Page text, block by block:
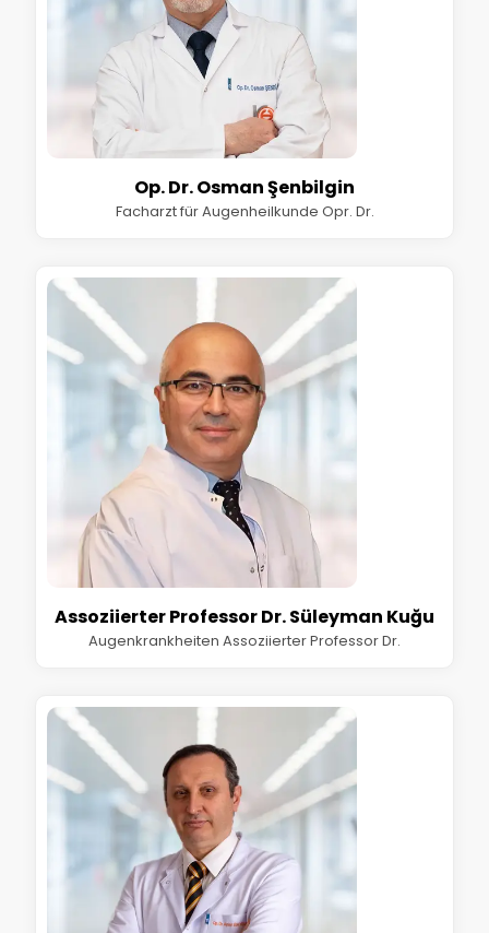
Op. Dr. Osman Şenbilgin
Facharzt für Augenheilkunde Opr. Dr.
Assoziierter Professor Dr. Süleyman Kuğu
Augenkrankheiten Assoziierter Professor Dr.